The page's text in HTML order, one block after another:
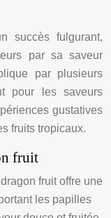
succès fulgurant,
par sa saveur
par plusieurs
pour les saveurs
gustatives
fruits tropicaux.
fruit
fruit offre une
les papilles